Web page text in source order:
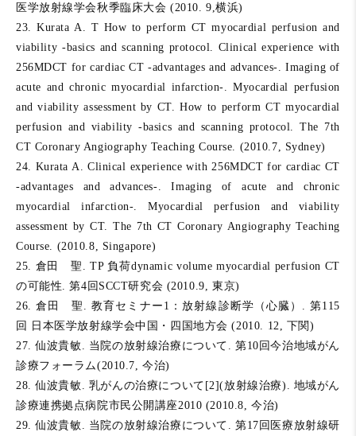
医学放射線学会秋季臨床大会 (2010. 9,横浜)
23. Kurata A. T How to perform CT myocardial perfusion and
viability -basics and scanning protocol. Clinical experience with
256MDCT for cardiac CT -advantages and advances-. Imaging of
acute and chronic myocardial infarction-. Myocardial perfusion
and viability assessment by CT. How to perform CT myocardial
perfusion and viability -basics and scanning protocol. The 7th
CT Coronary Angiography Teaching Course. (2010.7, Sydney)
24. Kurata A. Clinical experience with 256MDCT for cardiac CT
-advantages and advances-. Imaging of acute and chronic
myocardial infarction-. Myocardial perfusion and viability
assessment by CT. The 7th CT Coronary Angiography Teaching
Course. (2010.8, Singapore)
25. 倉田 聖. TP 負荷dynamic volume myocardial perfusion CT
の可能性. 第4回SCCT研究会 (2010.9, 東京)
26. 倉田 聖. 教育セミナー1：放射線診断学（心臓）. 第115
回 日本医学放射線学会中国・四国地方会 (2010. 12, 下関)
27. 仙波貴敏. 当院の放射線治療について. 第10回今治地域がん
診療フォーラム(2010.7, 今治)
28. 仙波貴敏. 乳がんの治療について[2](放射線治療). 地域がん
診療連携拠点病院市民公開講座2010 (2010.8, 今治)
29. 仙波貴敏. 当院の放射線治療について. 第17回医療放射線研